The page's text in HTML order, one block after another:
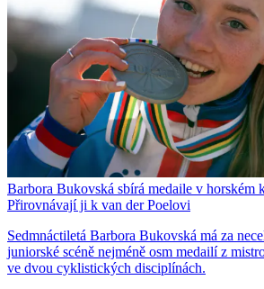
Barbora Bukovská sbírá medaile v horském
Přirovnávají ji k van der Poelovi
Sedmnáctiletá Barbora Bukovská má za
juniorské scéně nejméně osm medailí z
ve dvou cyklistických disciplínách.